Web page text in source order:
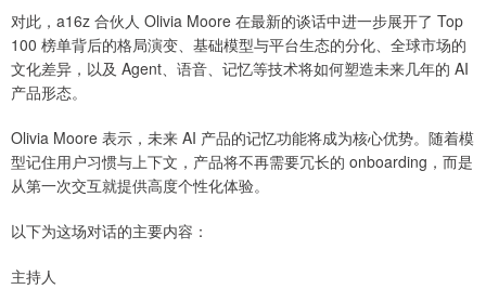
对此，a16z 合伙人 Olivia Moore 在最新的谈话中进一步展开了 Top
100 榜单背后的格局演变、基础模型与平台生态的分化、全球市场的
文化差异，以及 Agent、语音、记忆等技术将如何塑造未来几年的 AI
产品形态。
Olivia Moore 表示，未来 AI 产品的记忆功能将成为核心优势。随着模
型记住用户习惯与上下文，产品将不再需要冗长的 onboarding，而是
从第一次交互就提供高度个性化体验。
以下为这场对话的主要内容：
主持人